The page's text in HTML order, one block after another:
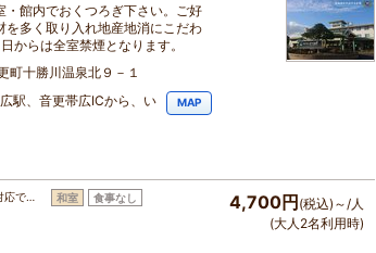
・館内でおくつろぎ下さい。ご好
を多く取り入れ地産地消にこだわ
からは全室禁煙となります。
町十勝川温泉北９－１
駅、音更帯広ICから、い
MAP
応で… 和室 食事なし 4,700円(税込)～/人
(大人2名利用時)